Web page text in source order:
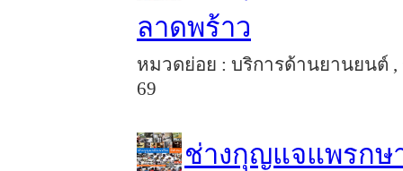
ลาดพร้าว
หมวดย่อย : บริการด้านยานยนต์ ,
69
ช่างกุญแจแพรกษ